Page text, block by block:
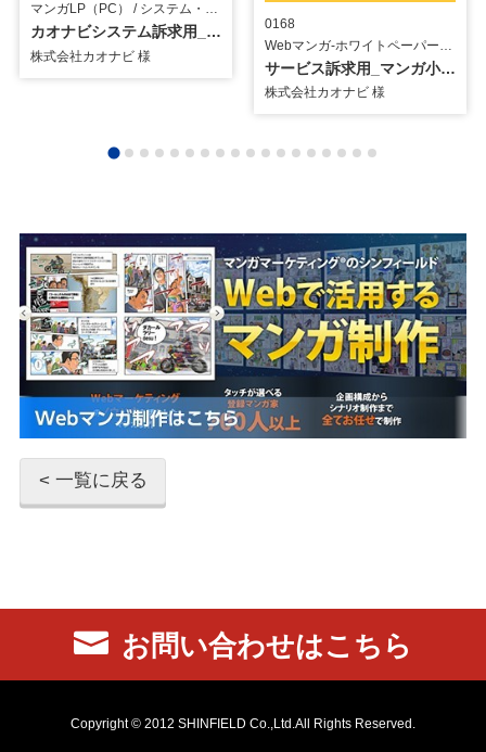
マンガLP（PC） / システム・ツール
カオナビシステム訴求用_マンガLP
株式会社カオナビ 様
0168
サービス訴求用_マンガ小冊子
株式会社カオナビ 様
< 一覧に戻る
お問い合わせはこちら
Copyright © 2012 SHINFIELD Co.,Ltd.All Rights Reserved.